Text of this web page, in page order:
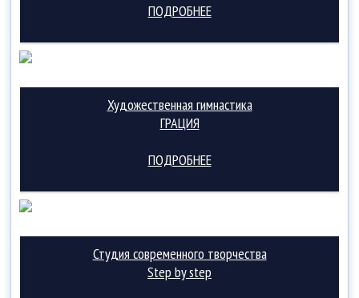
ПОДРОБНЕЕ
Художественная гимнастика
ГРАЦИЯ
ПОДРОБНЕЕ
Студия современного творчества
Step by step